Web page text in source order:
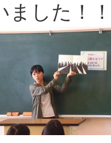
ました！